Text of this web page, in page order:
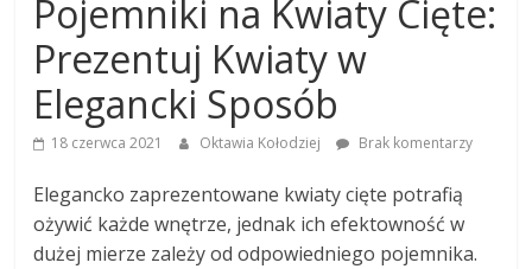
Pojemniki na Kwiaty Cięte:
Prezentuj Kwiaty w
Elegancki Sposób
18 czerwca 2021 Oktawia Kołodziej Brak komentarzy
Elegancko zaprezentowane kwiaty cięte potrafią
ożywić każde wnętrze, jednak ich efektowność w
dużej mierze zależy od odpowiedniego pojemnika.